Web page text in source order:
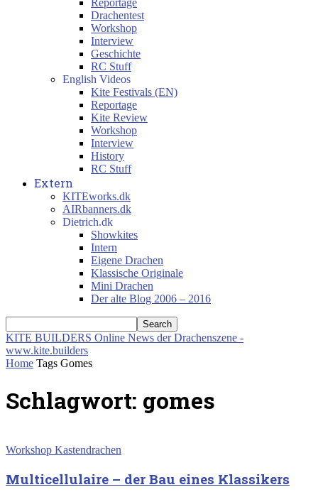
Reportage
Drachentest
Workshop
Interview
Geschichte
RC Stuff
English Videos
Kite Festivals (EN)
Reportage
Kite Review
Workshop
Interview
History
RC Stuff
Extern
KITEworks.dk
AIRbanners.dk
Dietrich.dk
Showkites
Intern
Eigene Drachen
Klassische Originale
Mini Drachen
Der alte Blog 2006 – 2016
KITE BUILDERS Online News der Drachenszene -
www.kite.builders
Home Tags Gomes
Schlagwort: gomes
Workshop Kastendrachen
Multicellulaire – der Bau eines Klassikers